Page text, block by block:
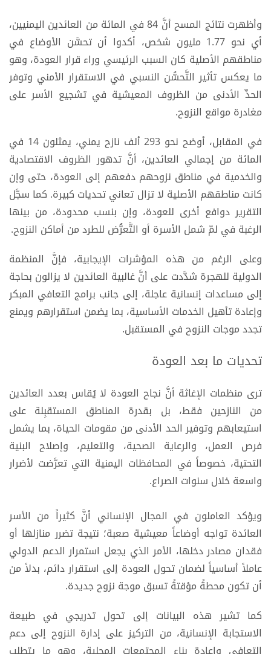
وأظهرت نتائج المسح أنَّ 84 في المائة من العائدين اليمنيين،
أي نحو 1.77 مليون شخص، أكدوا أن تحسَّن الأوضاع في
مناطقهم الأصلية كان السبب الرئيسي وراء قرار العودة، وهو
ما يعكس تأثير التَّحسُّن النسبي في الاستقرار الأمني وتوفر
الحدِّ الأدنى من الظروف المعيشية في تشجيع الأسر على
مغادرة مواقع النزوح.
في المقابل، أوضح نحو 293 ألف نازح يمني، يمثلون 14 في
المائة من إجمالي العائدين، أنَّ تدهور الظروف الاقتصادية
والخدمية في مناطق نزوحهم دفعهم إلى العودة، حتى وإن
كانت مناطقهم الأصلية لا تزال تعاني تحديات كبيرة. كما سجَّل
التقرير دوافع أخرى للعودة، وإن بنسب محدودة، من بينها
الرغبة في لمّ شمل الأسرة أو التَّعرُّض للطرد من أماكن النزوح.
وعلى الرغم من هذه المؤشرات الإيجابية، فإنَّ المنظمة
الدولية للهجرة شدَّدت على أنَّ غالبية العائدين لا يزالون بحاجة
إلى مساعدات إنسانية عاجلة، إلى جانب برامج التعافي المبكر
وإعادة تأهيل الخدمات الأساسية، بما يضمن استقرارهم ويمنع
تجدد موجات النزوح في المستقبل.
تحديات ما بعد العودة
ترى منظمات الإغاثة أنَّ نجاح العودة لا يُقاس بعدد العائدين
من النازحين فقط، بل بقدرة المناطق المستقبِلة على
استيعابهم وتوفير الحد الأدنى من مقومات الحياة، بما يشمل
فرص العمل، والرعاية الصحية، والتعليم، وإصلاح البنية
التحتية، خصوصاً في المحافظات اليمنية التي تعرَّضت لأضرار
واسعة خلال سنوات الصراع.
ويؤكد العاملون في المجال الإنساني أنَّ كثيراً من الأسر
العائدة تواجه أوضاعاً معيشية صعبة؛ نتيجة تضرر منازلها أو
فقدان مصادر دخلها، الأمر الذي يجعل استمرار الدعم الدولي
عاملاً أساسياً لضمان تحول العودة إلى استقرار دائم، بدلاً من
أن تكون محطةً مؤقتةً تسبق موجة نزوح جديدة.
كما تشير هذه البيانات إلى تحول تدريجي في طبيعة
الاستجابة الإنسانية، من التركيز على إدارة النزوح إلى دعم